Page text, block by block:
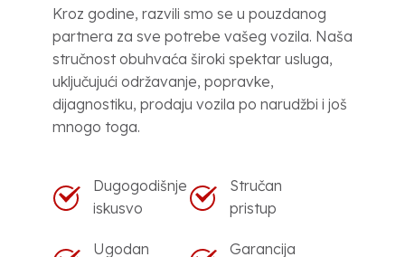
Kroz godine, razvili smo se u pouzdanog
partnera za sve potrebe vašeg vozila. Naša
stručnost obuhvaća široki spektar usluga,
uključujući održavanje, popravke,
dijagnostiku, prodaju vozila po narudžbi i još
mnogo toga.
Dugogodišnje
iskusvo
Stručan
pristup
Ugodan Garancija